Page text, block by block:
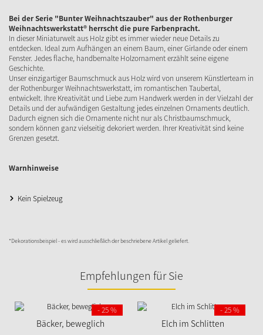
Bei der Serie "Bunter Weihnachtszauber" aus der Rothenburger
Weihnachtswerkstatt® herrscht die pure Farbenpracht.
In dieser Miniaturwelt aus Holz gibt es immer wieder neue Details zu
entdecken. Ideal zum Aufhängen an einem Baum, einer Girlande oder einem
Fenster. Jedes flache, handbemalte Holzornament erzählt seine eigene
Geschichte.
Unser einzigartiger Baumschmuck aus Holz wird von unserem Künstlerteam in
der Rothenburger Weihnachtswerkstatt, im romantischen Taubertal,
entwickelt. Ihre Kreativität und Liebe zum Handwerk werden in der Vielzahl der
Details und der aufwändigen Gestaltung jedes einzelnen Ornaments deutlich.
Dadurch eignen sich die Ornamente nicht nur als Christbaumschmuck,
sondern können ganz vielseitig dekoriert werden. Ihrer Kreativität sind keine
Grenzen gesetzt.
Warnhinweise
Kein Spielzeug
*Dekorationsbeispiel - es wird ausschließlich der beschriebene Artikel geliefert.
Empfehlungen für Sie
Bäcker, beweglich
- 25 %
Elch im Schlitten
- 25 %